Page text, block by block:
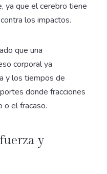
ya que el cerebro tiene
los impactos.
que una
corporal ya
y los tiempos de
donde fracciones
o el fracaso.
y